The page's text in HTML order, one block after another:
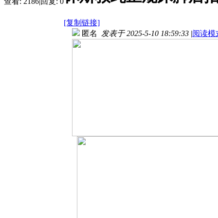
[复制链接]
匿名 发表于 2025-5-10 18:59:33 |阅读模